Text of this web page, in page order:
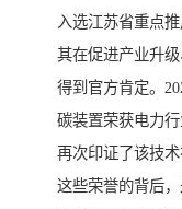
入选江苏省重点
其在促进产业升
得到官方肯定。
碳装置荣获电力行
再次印证了该技术
这些荣誉的背后